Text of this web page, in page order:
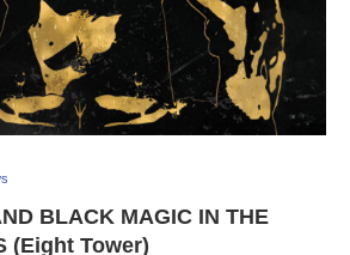
BLACK MAGIC IN THE
(Eight Tower)